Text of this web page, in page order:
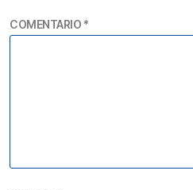
COMENTARIO *